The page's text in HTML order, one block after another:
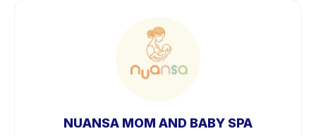
NUANSA MOM AND BABY SPA